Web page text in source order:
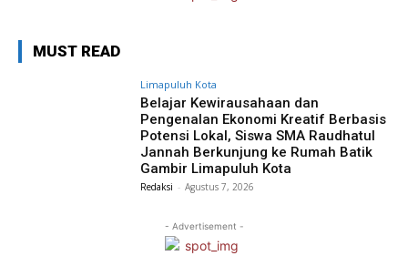
MUST READ
Limapuluh Kota
Belajar Kewirausahaan dan
Pengenalan Ekonomi Kreatif Berbasis
Potensi Lokal, Siswa SMA Raudhatul
Jannah Berkunjung ke Rumah Batik
Gambir Limapuluh Kota
Redaksi - Agustus 7, 2026
- Advertisement -